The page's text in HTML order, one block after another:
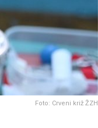
Foto: Crveni križ ŽZH